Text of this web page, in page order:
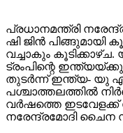
പ്രധാനമന്ത്രി
ഷി ജിൻ പിങ്ങുമായി
വച്ചാകും
ട്രംപിന്റെ
തുടർന്ന് ഇന്ത്യ- യു
പശ്ചാത്തലത്തിൽ
വർഷത്തെ ഇടവേളക്ക്
നരേന്ദ്രമോദി ചൈന